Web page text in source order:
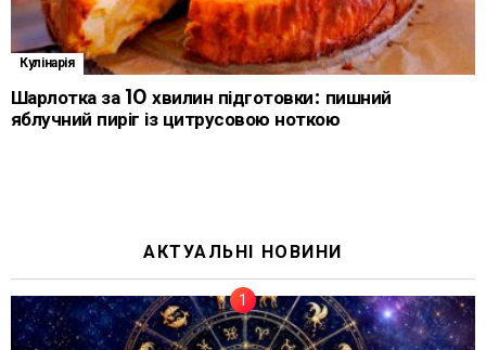
Кулінарія
Шарлотка за 10 хвилин підготовки: пишний
яблучний пиріг із цитрусовою ноткою
АКТУАЛЬНІ НОВИНИ